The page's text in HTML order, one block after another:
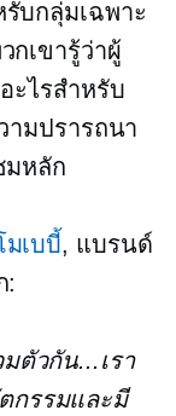
บกลุ่มเฉพาะ
เขารู้ว่าผู้
ะไรสำหรับ
ามปรารถนา
มหลัก
เบบี้, แบรนด์
:
ตัวกัน...เรา
กรรมและมี